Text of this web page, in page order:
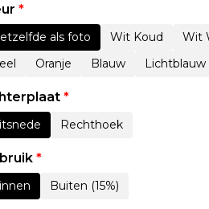
*
als foto Wit Koud Wit
Oranje Blauw Lichtblauw
*
Rechthoek
*
Buiten (15%)